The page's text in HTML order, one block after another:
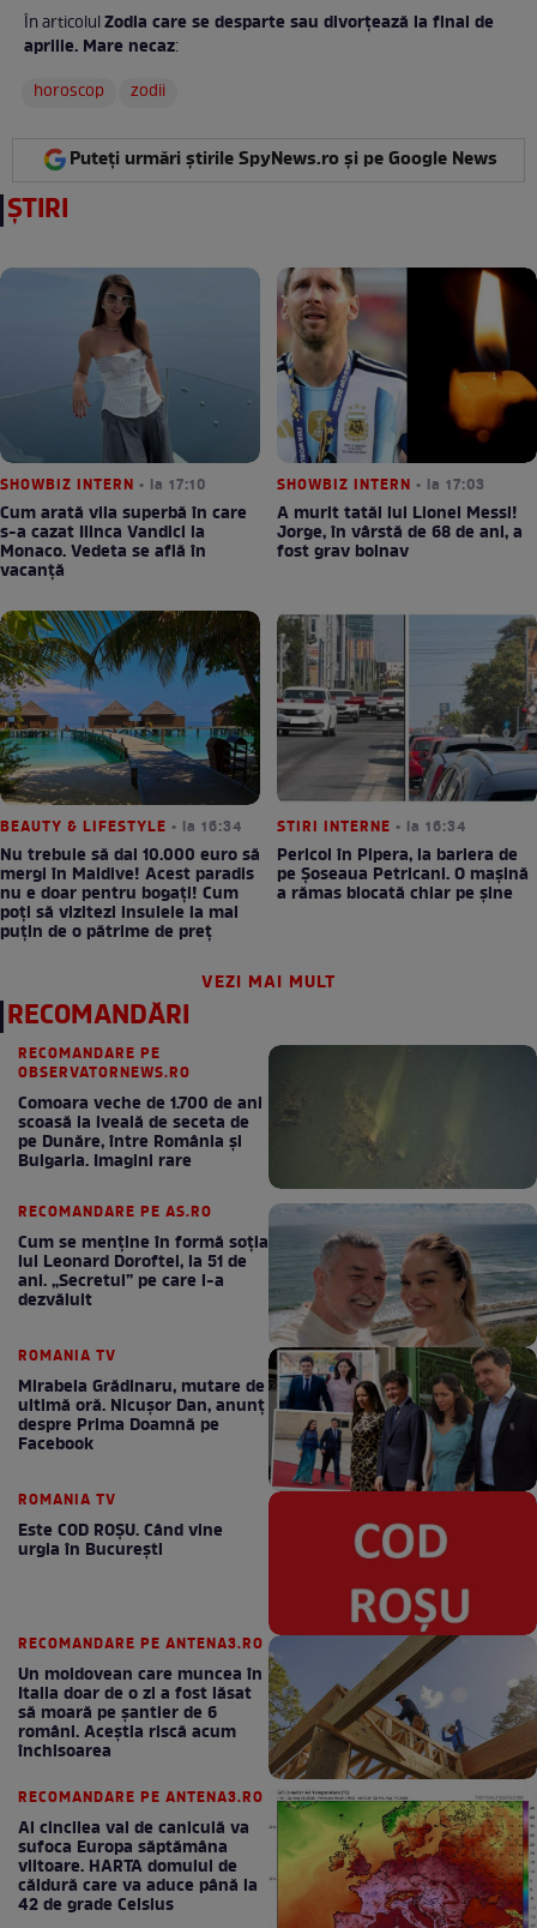
În articolulZodia care se desparte sau divorțează la final de
aprilie. Mare necaz:
horoscop
zodii
Puteți urmări știrile SpyNews.ro și pe Google News
ȘTIRI
SHOWBIZ INTERN • la 17:10
Cum arată vila superbă în care
s-a cazat Ilinca Vandici la
Monaco. Vedeta se află în
vacanță
SHOWBIZ INTERN • la 17:03
A murit tatăl lui Lionel Messi!
Jorge, în vârstă de 68 de ani, a
fost grav bolnav
BEAUTY & LIFESTYLE • la 16:34
Nu trebuie să dai 10.000 euro să
mergi în Maldive! Acest paradis
nu e doar pentru bogați! Cum
poți să vizitezi insulele la mai
puțin de o pătrime de preț
STIRI INTERNE • la 16:34
Pericol în Pipera, la bariera de
pe Șoseaua Petricani. O mașină
a rămas blocată chiar pe șine
VEZI MAI MULT
RECOMANDĂRI
RECOMANDARE PE
OBSERVATORNEWS.RO
Comoara veche de 1.700 de ani
scoasă la iveală de seceta de
pe Dunăre, între România şi
Bulgaria. Imagini rare
RECOMANDARE PE AS.RO
Cum se menţine în formă soţia
lui Leonard Doroftei, la 51 de
ani. „Secretul” pe care l-a
dezvăluit
ROMANIA TV
Mirabela Grădinaru, mutare de
ultimă oră. Nicuşor Dan, anunţ
despre Prima Doamnă pe
Facebook
ROMANIA TV
Este COD ROŞU. Când vine
urgia în Bucureşti
RECOMANDARE PE ANTENA3.RO
Un moldovean care muncea în
Italia doar de o zi a fost lăsat
să moară pe şantier de 6
români. Aceștia riscă acum
închisoarea
RECOMANDARE PE ANTENA3.RO
Al cincilea val de caniculă va
sufoca Europa săptămâna
viitoare. HARTA domului de
căldură care va aduce până la
42 de grade Celsius